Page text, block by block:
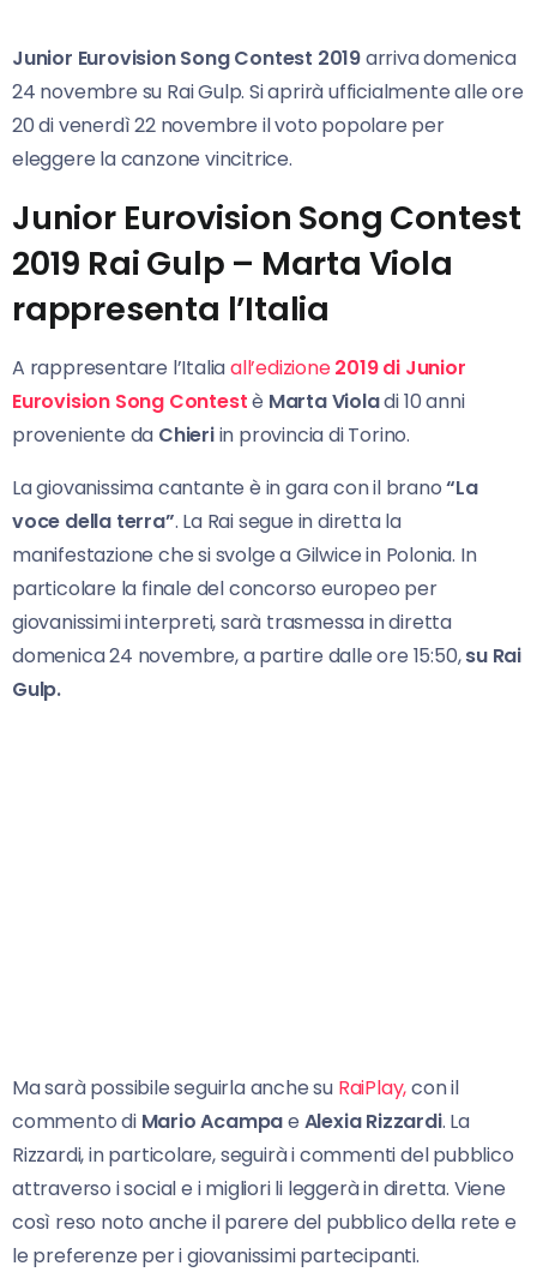
Junior Eurovision Song Contest 2019arriva domenica
24 novembre su Rai Gulp. Si aprirà ufficialmente alle ore
20 di venerdì 22 novembre il voto popolare per
eleggere la canzone vincitrice.
Junior Eurovision Song Contest
2019 Rai Gulp – Marta Viola
rappresenta l’Italia
A rappresentare l’Italiaall’edizione2019 di Junior
Eurovision Song Contestè Marta Violadi 10 anni
proveniente da Chieriin provincia di Torino.
La giovanissima cantante è in gara con il brano“La
voce della terra”. La Rai segue in diretta la
manifestazione che si svolge a Gilwice in Polonia. In
particolare la finale del concorso europeo per
giovanissimi interpreti, sarà trasmessa in diretta
domenica 24 novembre, a partire dalle ore 15:50,su Rai
Gulp.
Ma sarà possibile seguirla anche su RaiPlay,con il
commento diMario Acampae Alexia Rizzardi. La
Rizzardi, in particolare, seguirà i commenti del pubblico
attraverso i social e i migliori li leggerà in diretta. Viene
così reso noto anche il parere del pubblico della rete e
le preferenze per i giovanissimi partecipanti.